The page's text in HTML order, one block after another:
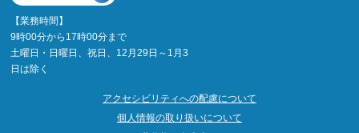
【業務時間】
9時00分から17時00分まで
土曜日・日曜日、祝日、12月29日～1月3
日は除く
アクセシビリティへの配慮について
個人情報の取り扱いについて